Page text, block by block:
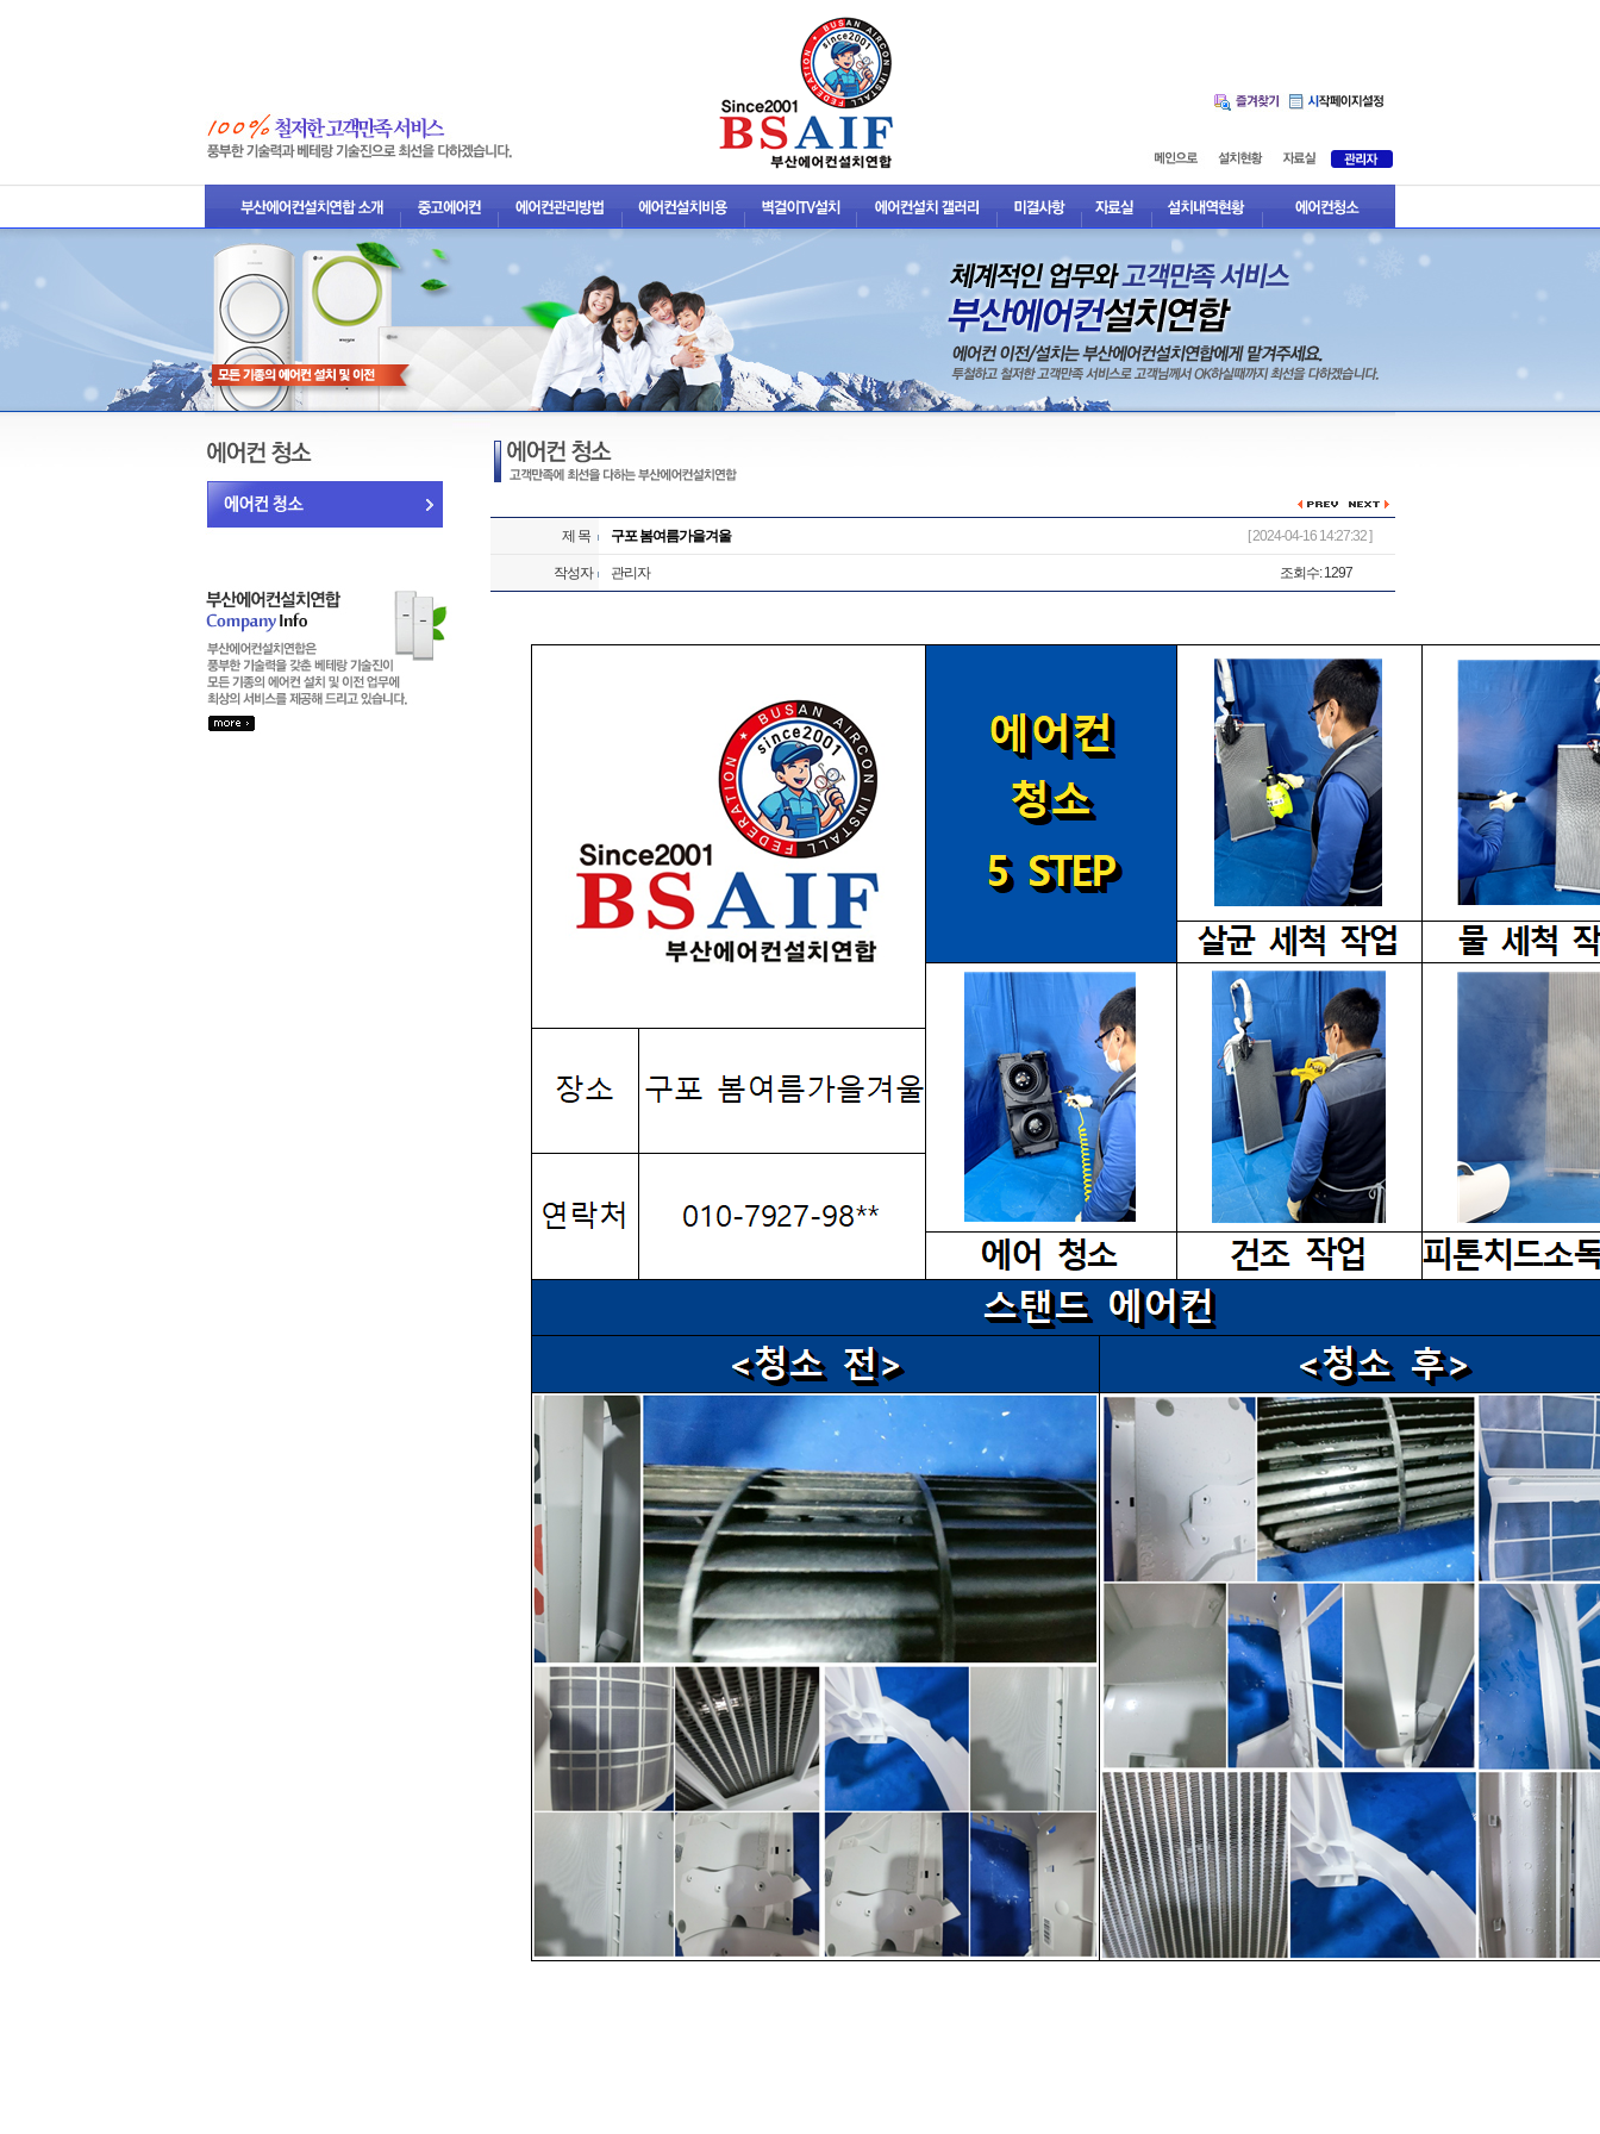
제 목 구포 봄여름가을겨울 [ 2024-04-16 14:27:32 ]
작성자 관리자 조회수: 1297